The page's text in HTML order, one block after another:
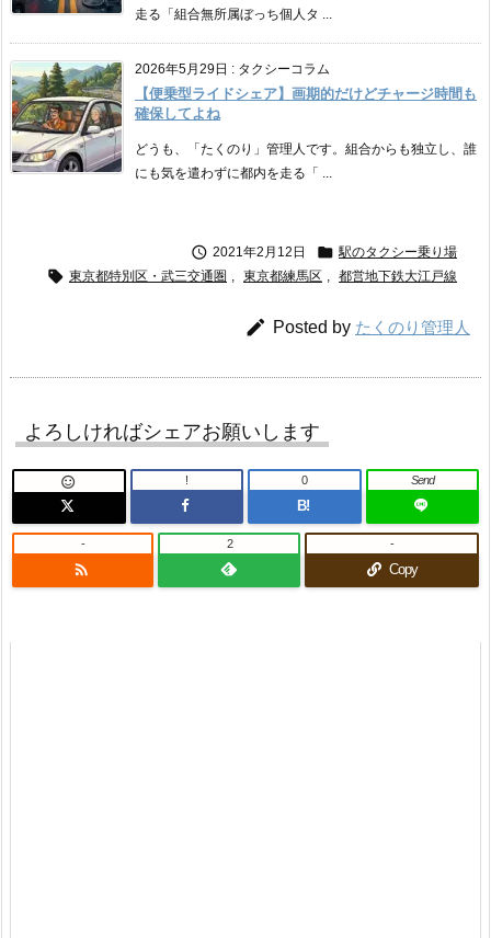
走る「組合無所属ぼっち個人タ ...
2026年5月29日 : タクシーコラム
【便乗型ライドシェア】画期的だけどチャージ時間も
確保してよね
どうも、「たくのり」管理人です。組合からも独立し、誰
にも気を遣わずに都内を走る「 ...
 2021年2月12日  駅のタクシー乗り場
 東京都特別区・武三交通圏 , 東京都練馬区 , 都営地下鉄大江戸線
 Posted by たくのり管理人
よろしければシェアお願いします
 !
B!
0 Send

- 2
Copy
-